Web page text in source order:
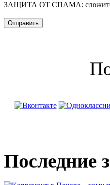
ЗАЩИТА ОТ СПАМА: сложите
Последние